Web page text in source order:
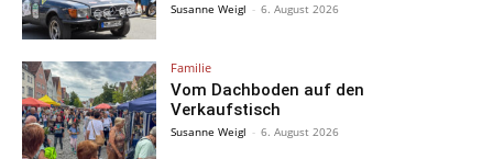
Susanne Weigl - 6. August 2026
Familie
Vom Dachboden auf den
Verkaufstisch
Susanne Weigl - 6. August 2026